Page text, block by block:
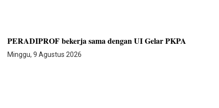
PERADIPROF bekerja sama dengan UI Gelar PKPA
Minggu, 9 Agustus 2026